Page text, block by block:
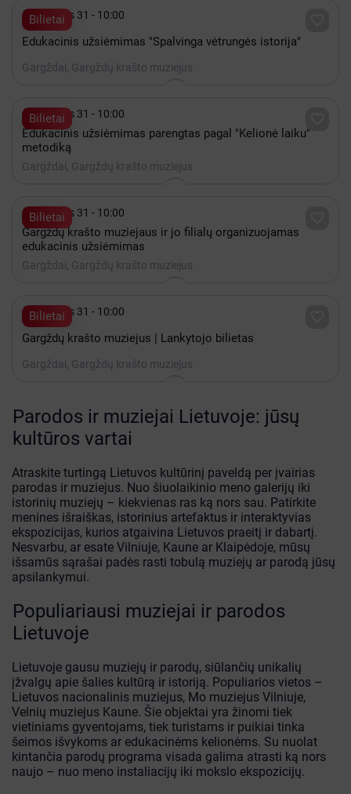
Bilietai
 Gruodis 31 - 10:00
Edukacinis užsiėmimas "Spalvinga vėtrungės istorija"
Gargždai, Gargždų krašto muziejus
Bilietai
 Gruodis 31 - 10:00
Edukacinis užsiėmimas parengtas pagal "Kelionė laiku"
metodiką
Gargždai, Gargždų krašto muziejus
Bilietai
 Gruodis 31 - 10:00
Gargždų krašto muziejaus ir jo filialų organizuojamas
edukacinis užsiėmimas
Gargždai, Gargždų krašto muziejus
Bilietai
 Gruodis 31 - 10:00
Gargždų krašto muziejus | Lankytojo bilietas
Gargždai, Gargždų krašto muziejus
Parodos ir muziejai Lietuvoje: jūsų
kultūros vartai
Atraskite turtingą Lietuvos kultūrinį paveldą per įvairias
parodas ir muziejus. Nuo šiuolaikinio meno galerijų iki
istorinių muziejų – kiekvienas ras ką nors sau. Patirkite
menines išraiškas, istorinius artefaktus ir interaktyvias
ekspozicijas, kurios atgaivina Lietuvos praeitį ir dabartį.
Nesvarbu, ar esate Vilniuje, Kaune ar Klaipėdoje, mūsų
išsamūs sąrašai padės rasti tobulą muziejų ar parodą jūsų
apsilankymui.
Populiariausi muziejai ir parodos
Lietuvoje
Lietuvoje gausu muziejų ir parodų, siūlančių unikalių
įžvalgų apie šalies kultūrą ir istoriją. Populiarios vietos –
Lietuvos nacionalinis muziejus, Mo muziejus Vilniuje,
Velnių muziejus Kaune. Šie objektai yra žinomi tiek
vietiniams gyventojams, tiek turistams ir puikiai tinka
šeimos išvykoms ar edukacinėms kelionėms. Su nuolat
kintančia parodų programa visada galima atrasti ką nors
naujo – nuo meno instaliacijų iki mokslo ekspozicijų.